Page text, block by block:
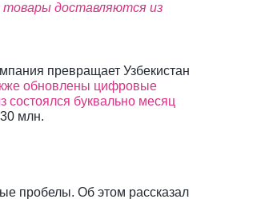
товары доставляются из
превращает Узбекистан
обновлены цифровые
состоялся буквально месяц
млн.
пробелы. Об этом рассказал